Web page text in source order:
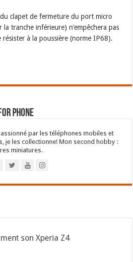
clapet de fermeture du port micro
tranche inférieure) n’empêchera pas
résister à la poussière (norme IP68).
Phone
par les téléphones mobiles et
je les collectionne! Mon second hobby :
miniatures.
son Xperia Z4